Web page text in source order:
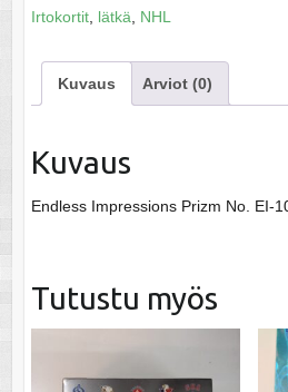
määrä
Irtokortit, lätkä NHL
Kuvaus Arviot (0)
Kuvaus
Endless Impressions Prizm No. EI-
Tutustu myös